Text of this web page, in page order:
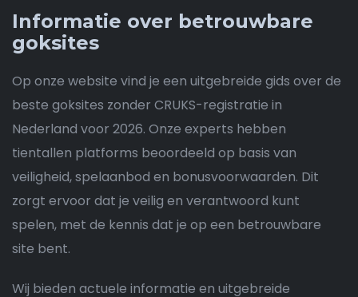
Informatie over betrouwbare
goksites
Op onze website vind je een uitgebreide gids over de
beste goksites zonder CRUKS-registratie in
Nederland voor 2026. Onze experts hebben
tientallen platforms beoordeeld op basis van
veiligheid, spelaanbod en bonusvoorwaarden. Dit
zorgt ervoor dat je veilig en verantwoord kunt
spelen, met de kennis dat je op een betrouwbare
site bent.
Wij bieden actuele informatie en uitgebreide